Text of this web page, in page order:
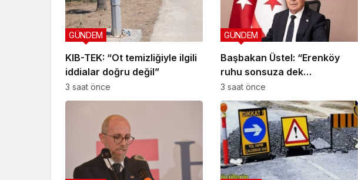
KIB-TEK: “Ot temizliğiyle ilgili
iddialar doğru değil”
GÜNDEM
3 saat önce
Başbakan Üstel: “Erenköy
ruhu sonsuza dek
yaşayacaktır”
GÜNDEM
3 saat önce